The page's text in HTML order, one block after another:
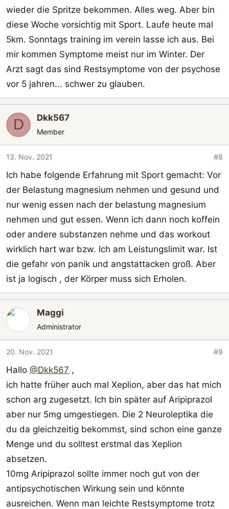
wieder die Spritze bekommen. Alles weg. Aber bin
diese Woche vorsichtig mit Sport. Laufe heute mal
5km. Sonntags training im verein lasse ich aus. Bei
mir kommen Symptome meist nur im Winter. Der
Arzt sagt das sind Restsymptome von der psychose
vor 5 jahren... schwer zu glauben.
D Dkk567
Member
13. Nov. 2021 #8
Ich habe folgende Erfahrung mit Sport gemacht: Vor
der Belastung magnesium nehmen und gesund und
nur wenig essen nach der belastung magnesium
nehmen und gut essen. Wenn ich dann noch koffein
oder andere substanzen nehme und das workout
wirklich hart war bzw. Ich am Leistungslimit war. Ist
die gefahr von panik und angstattacken groß. Aber
ist ja logisch , der Körper muss sich Erholen.
Maggi
Administrator
20. Nov. 2021 #9
Hallo @Dkk567 ,
ich hatte früher auch mal Xeplion, aber das hat mich
schon arg zugesetzt. Ich bin später auf Aripiprazol
aber nur 5mg umgestiegen. Die 2 Neuroleptika die
du da gleichzeitig bekommst, sind schon eine ganze
Menge und du solltest erstmal das Xeplion
absetzen.
10mg Aripiprazol sollte immer noch gut von der
antipsychotischen Wirkung sein und könnte
ausreichen. Wenn man leichte Restsymptome trotz